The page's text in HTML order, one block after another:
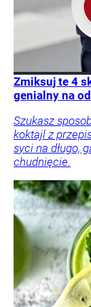
Zmiksuj te 4
genialny na
Szukasz
koktajl z
syci na długo,
chudnięcie.